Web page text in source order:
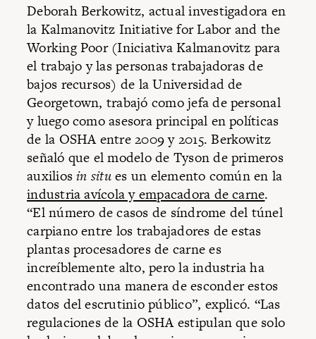
Deborah Berkowitz, actual investigadora en
la Kalmanovitz Initiative for Labor and the
Working Poor (Iniciativa Kalmanovitz para
el trabajo y las personas trabajadoras de
bajos recursos) de la Universidad de
Georgetown, trabajó como jefa de personal
y luego como asesora principal en políticas
de la OSHA entre 2009 y 2015. Berkowitz
señaló que el modelo de Tyson de primeros
auxiliosin situes un elemento común en la
industria avícola y empacadora de carne.
“El número de casos de síndrome del túnel
carpiano entre los trabajadores de estas
plantas procesadores de carne es
increíblemente alto, pero la industria ha
encontrado una manera de esconder estos
datos del escrutinio público”, explicó. “Las
regulaciones de la OSHA estipulan que solo